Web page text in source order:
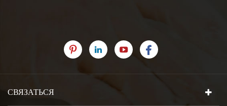
СВЯЗАТЬСЯ